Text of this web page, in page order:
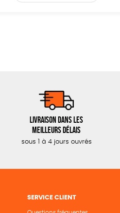
Livraison dans les
meilleurs délais
sous 1 à 4 jours ouvrés
SERVICE CLIENT